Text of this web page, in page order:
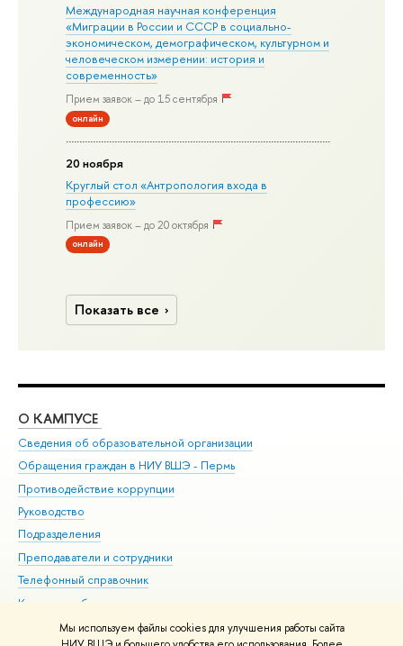
Мы используем файлы cookies для улучшения работы сайта
Международная научная конференция
«Миграции в Росcии и СССР в социально-
экономическом, демографическом, культурном и
человеческом измерении: история и
современность»
Прием заявок – до 15 сентября
онлайн
20 ноября
Круглый стол «Антропология входа в
профессию»
Прием заявок – до 20 октября
онлайн
Показать все
О КАМПУСЕ
Сведения об образовательной организации
Обращения граждан в НИУ ВШЭ - Пермь
Противодействие коррупции
Руководство
Подразделения
Преподаватели и сотрудники
Телефонный справочник
Корпуса и общежития
ВШЭ для студентов с ограниченными возможностями
здоровья и инвалидностью